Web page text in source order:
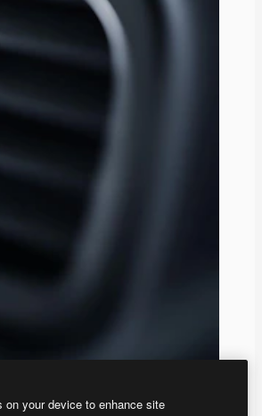
on your device to enhance site